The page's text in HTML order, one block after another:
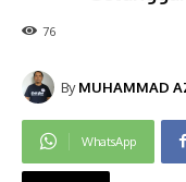
76
By MUHAMMAD
WhatsApp